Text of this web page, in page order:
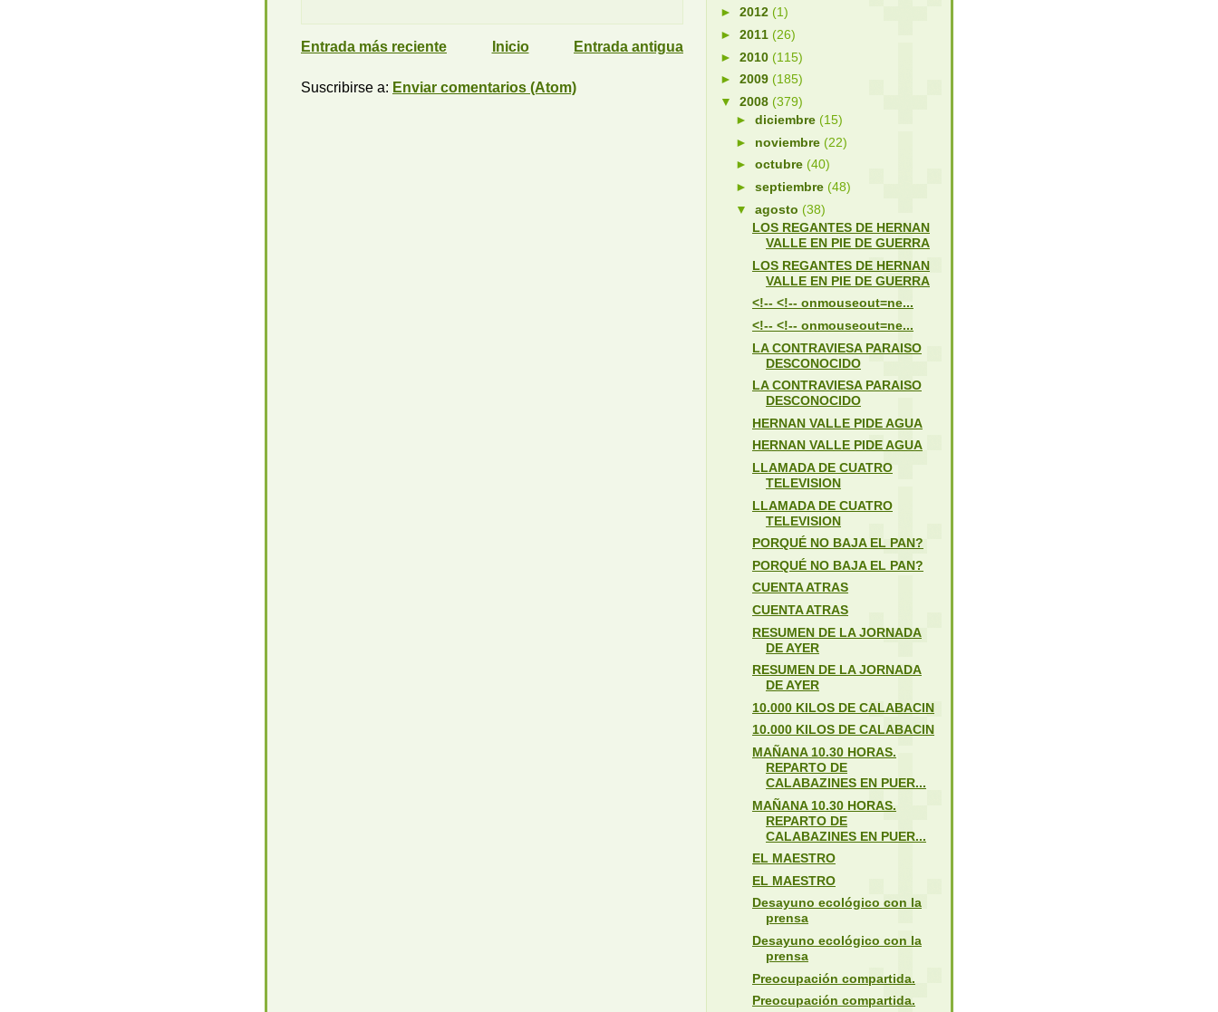
Entrada más reciente Entrada antigua
Inicio
Suscribirse a: Enviar comentarios (Atom)
► 2012 (1)
► 2011 (26)
► 2010 (115)
► 2009 (185)
▼ 2008 (379)
►diciembre (15)
► noviembre (22)
►octubre (40)
►septiembre (48)
▼agosto (38)
LOS REGANTES DE HERNAN
VALLE EN PIE DE GUERRA
LOS REGANTES DE HERNAN
VALLE EN PIE DE GUERRA
<!-- <!-- onmouseout=ne...
<!-- <!-- onmouseout=ne...
LA CONTRAVIESA PARAISO
DESCONOCIDO
LA CONTRAVIESA PARAISO
DESCONOCIDO
HERNAN VALLE PIDE AGUA
HERNAN VALLE PIDE AGUA
LLAMADA DE CUATRO
TELEVISION
LLAMADA DE CUATRO
TELEVISION
PORQUÉ NO BAJA EL PAN?
PORQUÉ NO BAJA EL PAN?
CUENTA ATRAS
CUENTA ATRAS
RESUMEN DE LA JORNADA
DE AYER
RESUMEN DE LA JORNADA
DE AYER
10.000 KILOS DE CALABACIN
10.000 KILOS DE CALABACIN
MAÑANA 10.30 HORAS.
REPARTO DE
CALABAZINES EN PUER...
MAÑANA 10.30 HORAS.
REPARTO DE
CALABAZINES EN PUER...
EL MAESTRO
EL MAESTRO
Desayuno ecológico con la
prensa
Desayuno ecológico con la
prensa
Preocupación compartida.
Preocupación compartida.